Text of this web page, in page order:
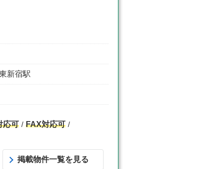
新宿駅
応可
FAX対応可
掲載物件一覧を見る